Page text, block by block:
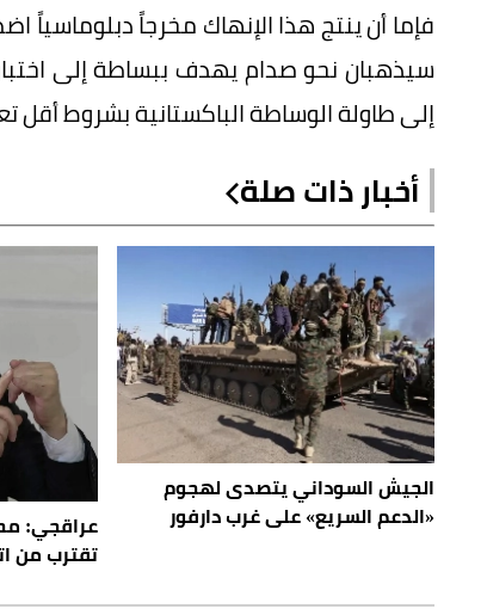
فإما أن ينتج هذا الإنهاك مخرجاً دبلوماسياً
سيذهبان نحو صدام يهدف ببساطة إلى
إلى طاولة الوساطة الباكستانية بشروط أقل
أخبار ذات صلة
الجيش السوداني يتصدى لهجوم
«الدعم السريع» على غرب دارفور
عراقجي:
تقترب من